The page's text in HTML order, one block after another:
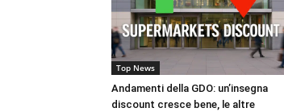
Top News
Andamenti della GDO: un’insegna
discount cresce bene, le altre